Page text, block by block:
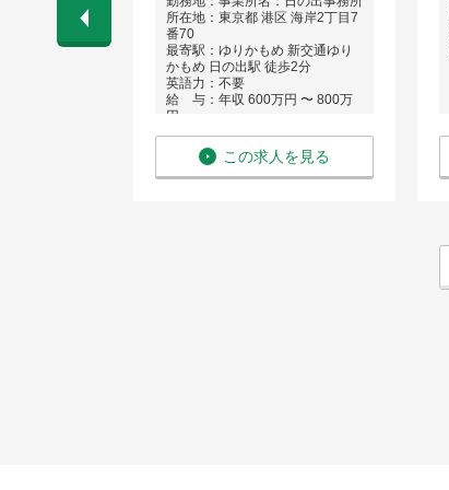
所在地：東京都 港区 海岸2丁目7
番70
最寄駅：ゆりかもめ 新交通ゆり
かもめ 日の出駅 徒歩2分
英語力：不要
給 与：年収 600万円 〜 800万
円
この求人を見る